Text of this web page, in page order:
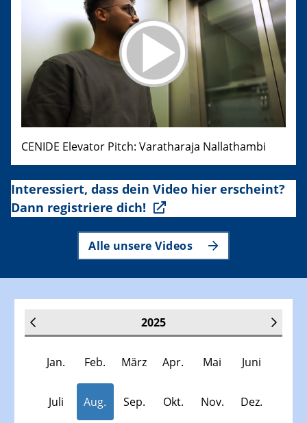
CENIDE Elevator Pitch: Varatharaja Nallathambi
Interessiert, dass dein Video hier erscheint?
Dann registriere dich!
Alle unsere Videos
2025
Jan. Feb. März Apr. Mai Juni
Juli Aug. Sep. Okt. Nov. Dez.